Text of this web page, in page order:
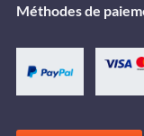
Méthodes de